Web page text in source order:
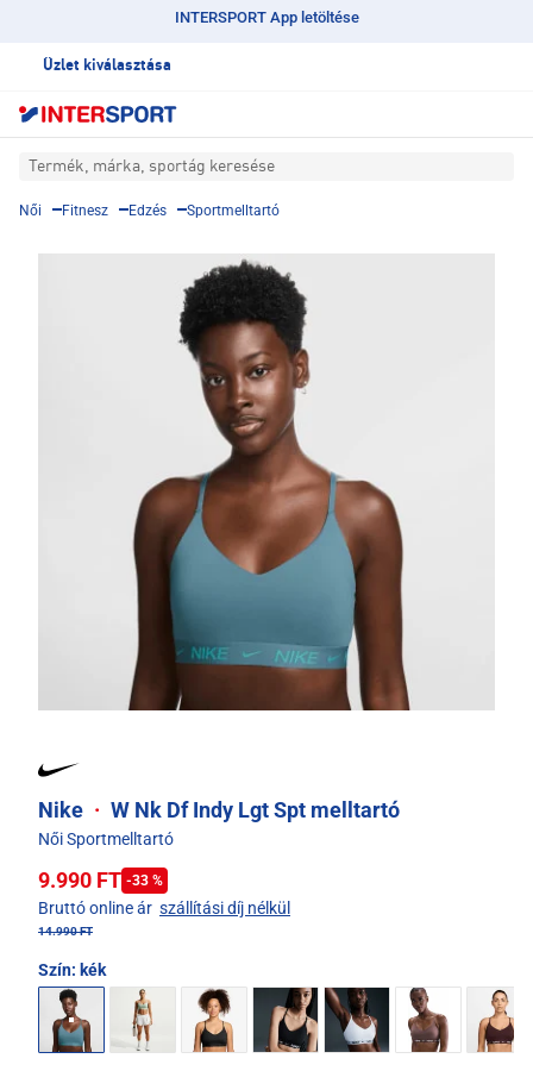
INTERSPORT App letöltése
Üzlet kiválasztása
Termék, márka, sportág keresése
Női Fitnesz Edzés Sportmelltartó
Nike · W Nk Df Indy Lgt Spt melltartó
Női Sportmelltartó
9.990 FT -33 %
Bruttó online ár szállítási díj nélkül
14.990 FT
Szín: kék